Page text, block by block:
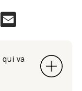
WhatsApp
va